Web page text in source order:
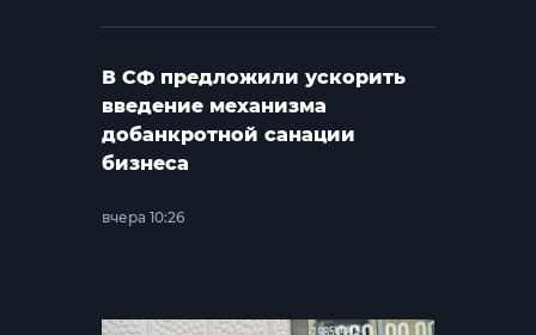
В СФ предложили ускорить
введение механизма
добанкротной санации
бизнеса
вчера 10:26